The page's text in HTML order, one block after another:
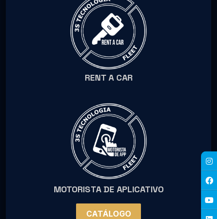
RENT A CAR
MOTORISTA DE APLICATIVO
CATÁLOGO